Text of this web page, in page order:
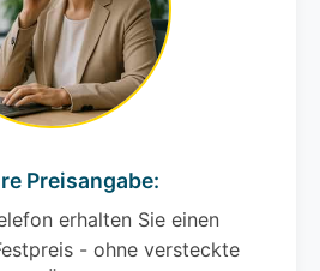
Preisangabe:
erhalten Sie einen
- ohne versteckte